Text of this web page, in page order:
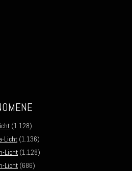
(1.128)
Licht (1.136)
Licht (1.128)
Licht (686)